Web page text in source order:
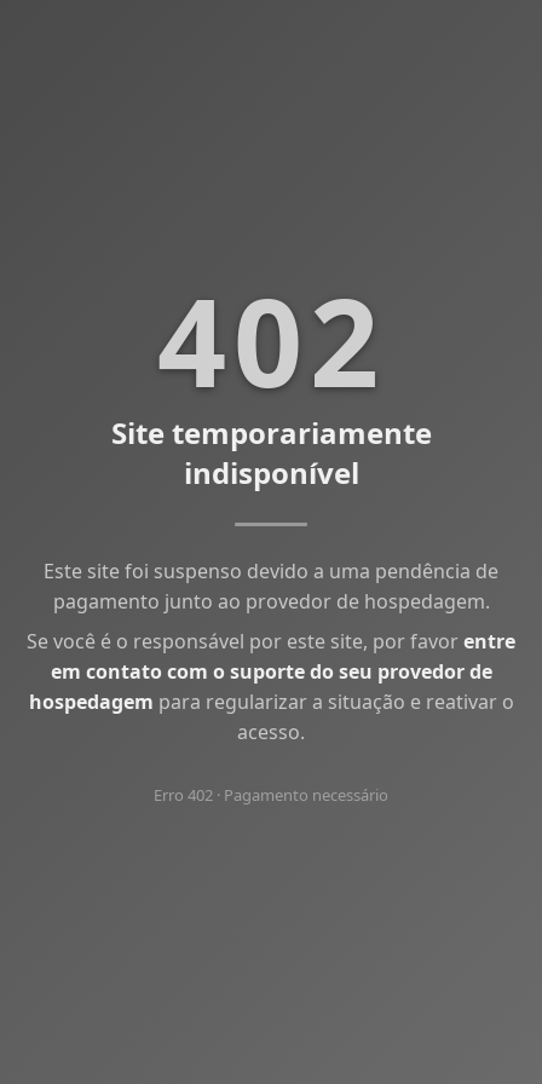
402
Site temporariamente
indisponível
Este site foi suspenso devido a uma pendência de
pagamento junto ao provedor de hospedagem.
Se você é o responsável por este site, por favorentre
em contato com o suporte do seu provedor de
hospedagem para regularizar a situação e reativar o
acesso.
Erro 402 · Pagamento necessário